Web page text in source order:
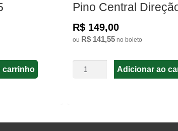
carrinho
Pino Central
R$ 149,00
ou R$ 141,55 no boleto
Adicionar ao